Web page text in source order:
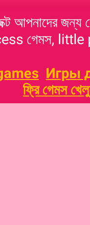
আপনাদের
গেমস, little
Игры
ফ্রি গেমস